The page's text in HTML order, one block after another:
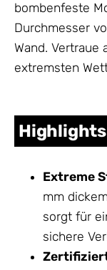
bombenfeste
Durchmesser
Wand. Vertraue
extremsten
Highlights
Extreme
mm
sorgt für
sichere